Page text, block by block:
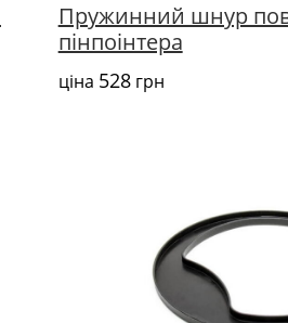
Пружинний шнур
пінпоінтера
ціна 528грн